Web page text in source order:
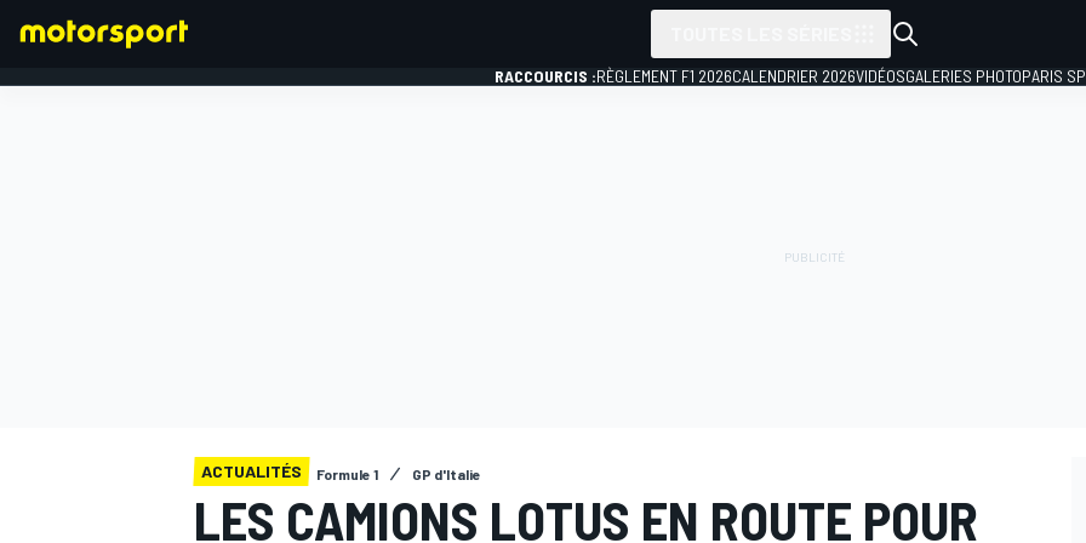
RACCOURCIS :RÈGLEMENT F1 2026CALENDRIER 2026VIDÉOSGALERIES PHOTOPARIS
ACTUALITÉS Formule 1 GP d'Italie
LES CAMIONS LOTUS EN ROUTE POUR